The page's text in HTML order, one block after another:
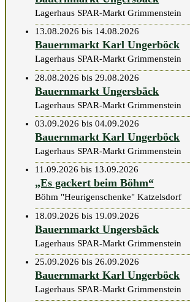
Lagerhaus SPAR-Markt Grimmenstein
13.08.2026 bis 14.08.2026
Bauernmarkt Karl Ungerböck
Lagerhaus SPAR-Markt Grimmenstein
28.08.2026 bis 29.08.2026
Bauernmarkt Ungersbäck
Lagerhaus SPAR-Markt Grimmenstein
03.09.2026 bis 04.09.2026
Bauernmarkt Karl Ungerböck
Lagerhaus SPAR-Markt Grimmenstein
11.09.2026 bis 13.09.2026
„Es gackert beim Böhm“
Böhm "Heurigenschenke" Katzelsdorf
18.09.2026 bis 19.09.2026
Bauernmarkt Ungersbäck
Lagerhaus SPAR-Markt Grimmenstein
25.09.2026 bis 26.09.2026
Bauernmarkt Karl Ungerböck
Lagerhaus SPAR-Markt Grimmenstein